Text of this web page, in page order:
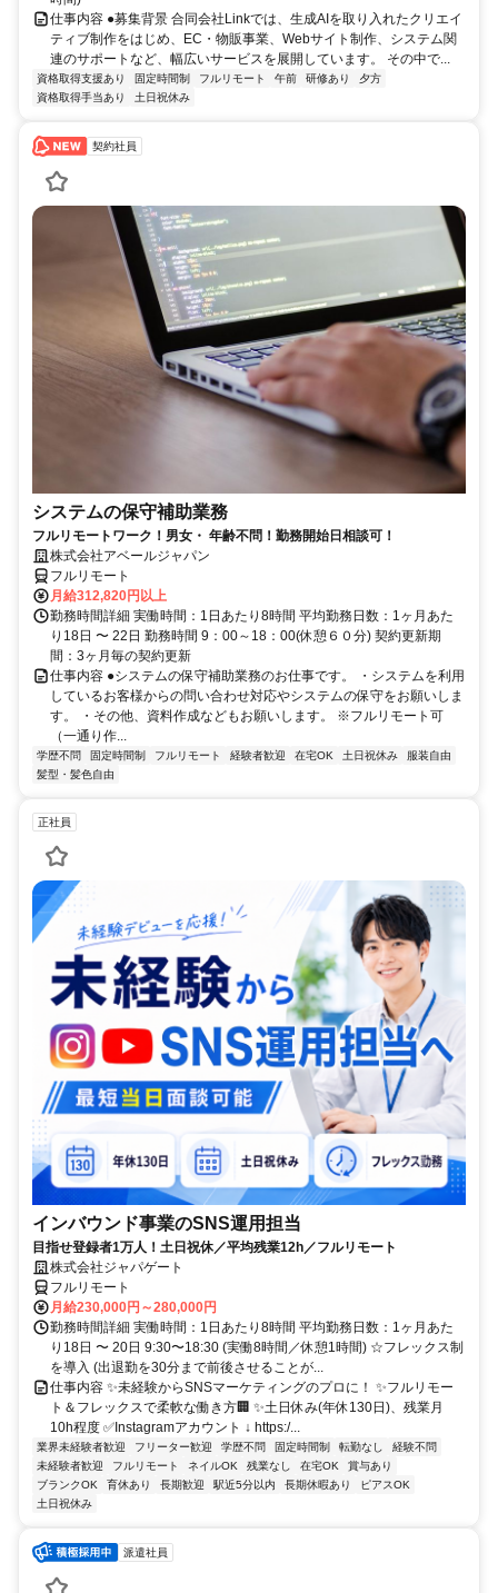
仕事内容 ●募集背景 合同会社Linkでは、生成AIを取り入れたクリエイ
ティブ制作をはじめ、EC・物販事業、Webサイト制作、システム関
連のサポートなど、幅広いサービスを展開しています。 その中で...
資格取得支援あり 固定時間制 フルリモート 午前 研修あり
夕方
資格取得手当あり
土日祝休み
契約社員
システムの保守補助業務
フルリモートワーク！男女・ 年齢不問！勤務開始日相談可！
株式会社アベールジャパン
フルリモート
月給312,820円以上
勤務時間詳細 実働時間：1日あたり8時間 平均勤務日数：1ヶ月あた
り18日 〜 22日 勤務時間 9：00～18：00(休憩６０分) 契約更新期
間：3ヶ月毎の契約更新
仕事内容 ●システムの保守補助業務のお仕事です。 ・システムを利用
しているお客様からの問い合わせ対応やシステムの保守をお願いしま
す。 ・その他、資料作成などもお願いします。 ※フルリモート可
（一通り作...
学歴不問 固定時間制 フルリモート 経験者歓迎 在宅OK 土日祝休み
服装自由
髪型・髪色自由
正社員
インバウンド事業のSNS運用担当
目指せ登録者1万人！土日祝休／平均残業12h／フルリモート
株式会社ジャパゲート
フルリモート
月給230,000円～280,000円
勤務時間詳細 実働時間：1日あたり8時間 平均勤務日数：1ヶ月あた
り18日 〜 20日 9:30〜18:30 (実働8時間／休憩1時間) ☆フレックス制
を導入 (出退勤を30分まで前後させることが...
仕事内容 ✨未経験からSNSマーケティングのプロに！ ✨フルリモー
ト＆フレックスで柔軟な働き方🏢 ✨土日休み(年休130日)、残業月
10h程度 ✅Instagramアカウント ↓ https:/...
業界未経験者歓迎 フリーター歓迎 学歴不問 固定時間制 転勤なし
経験不問
未経験者歓迎
フルリモート ネイルOK 残業なし 在宅OK
賞与あり
ブランクOK
育休あり 長期歓迎 駅近5分以内 長期休暇あり
ピアスOK
土日祝休み
派遣社員